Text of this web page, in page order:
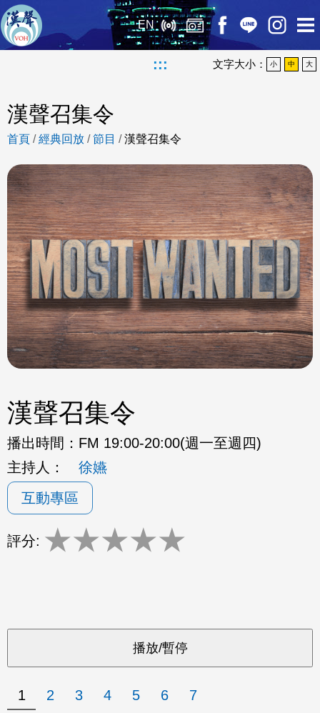
EN
::: 文字大小： 小 中 大
漢聲召集令
首頁 /經典回放 /節目 /漢聲召集令
漢聲召集令
播出時間： FM 19:00-20:00(週一至週四)
主持人：
徐嬿
互動專區
評分: ★★★★★
1 2 3 4 5 6 7